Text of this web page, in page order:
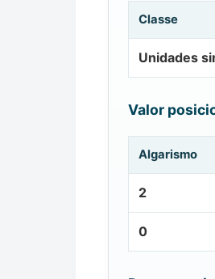
Classe
Unidades
Valor
Algarismo
2
0